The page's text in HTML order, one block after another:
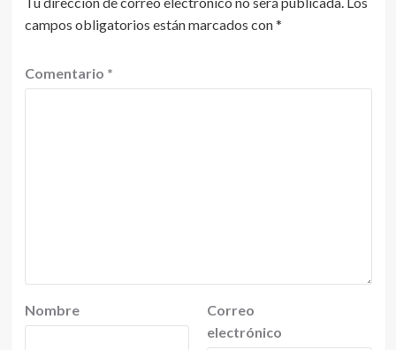
campos obligatorios están marcados con*
Comentario *
Nombre
Correo
electrónico